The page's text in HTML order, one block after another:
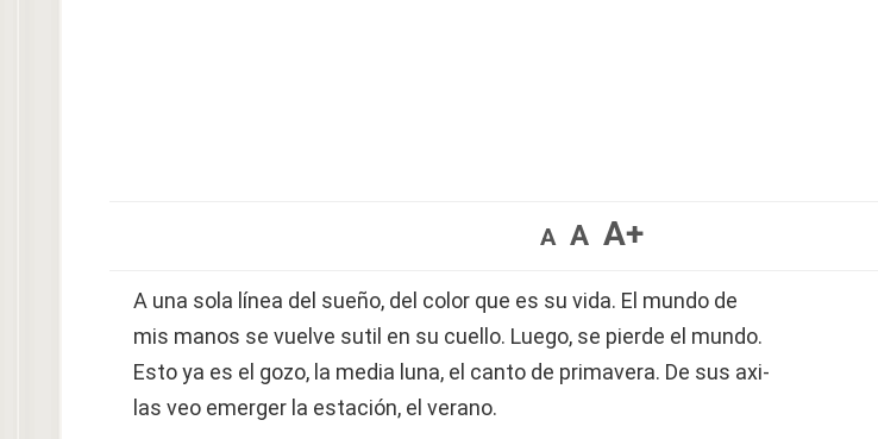
A A A+
A una sola línea del sueño, del color que es su vida. El mundo de
mis manos se vuelve sutil en su cuello. Luego, se pierde el mundo.
Esto ya es el gozo, la media luna, el canto de primavera. De sus axi-
las veo emerger la estación, el verano.